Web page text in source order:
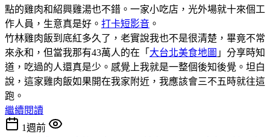
點的雞肉和紹興雞湯也不錯。一家小吃店，光外場就十來個工
作人員，生意真是好。 打卡短影音 。
竹林雞肉飯到底紅多久了，老實說我也不是很清楚，畢竟不常
來永和，但當我那有43萬人的在「 大台北美食地圖 」分享時知
道，吃過的人還真是少。感覺上我就是一整個後知後覺。坦白
說，這家雞肉飯如果開在我家附近，我應該會三不五時就往這
跑。
繼續閱讀
1週前